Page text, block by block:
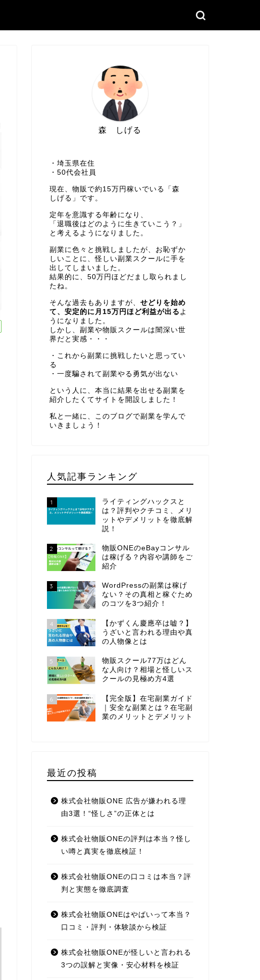
森 しげる
・埼玉県在住
・50代会社員
現在、物販で約15万円稼いでいる「森
しげる」です。
定年を意識する年齢になり、
「退職後はどのように生きていこう？」
と考えるようになりました。
副業に色々と挑戦しましたが、お恥ずか
しいことに、怪しい副業スクールに手を
出してしまいました。
結果的に、50万円ほどだまし取られまし
たね。
そんな過去もありますが、 せどりを始め
て、安定的に月15万円ほど利益が出る よ
うになりました。
しかし、副業や物販スクールは闇深い世
界だと実感・・・
・これから副業に挑戦したいと思ってい
る
・一度騙されて副業やる勇気が出ない
という人に、本当に結果を出せる副業を
紹介したくてサイトを開設しました！
私と一緒に、このブログで副業を学んで
いきましょう！
人気記事ランキング
1
ライティングハックスと
は？評判やクチコミ、メリ
ットやデメリットを徹底解
説！
2
物販ONEのeBayコンサル
は稼げる？内容や講師をご
紹介
3
WordPressの副業は稼げ
ない？その真相と稼ぐため
のコツを3つ紹介！
4
【かずくん慶應卒は嘘？】
うざいと言われる理由や真
の人物像とは
5
物販スクール77万はどん
な人向け？相場と怪しいス
クールの見極め方4選
6
【完全版】在宅副業ガイド
｜安全な副業とは？在宅副
業のメリットとデメリット
最近の投稿
株式会社物販ONE 広告が嫌われる理
由3選！“怪しさ”の正体とは
株式会社物販ONEの評判は本当？怪し
い噂と真実を徹底検証！
株式会社物販ONEの口コミは本当？評
判と実態を徹底調査
株式会社物販ONEはやばいって本当？
口コミ・評判・体験談から検証
株式会社物販ONEが怪しいと言われる
3つの誤解と実像・安心材料を検証